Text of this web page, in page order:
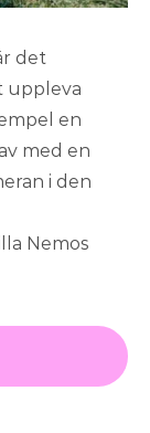
det
uppleva
en
med en
i den
Nemos